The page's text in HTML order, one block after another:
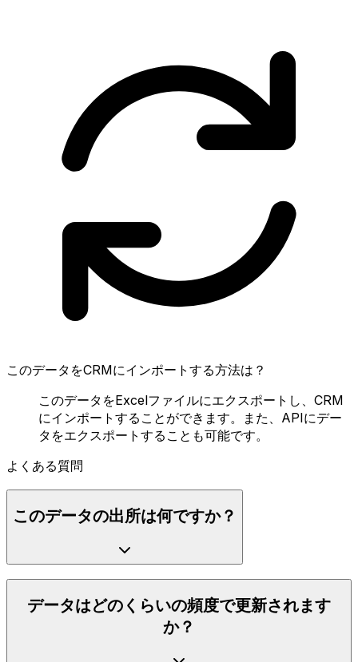
このデータをCRMにインポートする方法は？
このデータをExcelファイルにエクスポートし、CRM
にインポートすることができます。また、APIにデー
タをエクスポートすることも可能です。
よくある質問
このデータの出所は何ですか？
データはどのくらいの頻度で更新されます
か？